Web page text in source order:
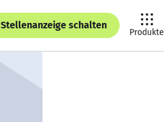
Stellenanzeige schalten
Produkte